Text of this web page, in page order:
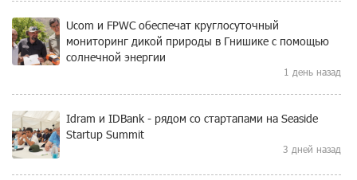
Ucom и FPWC обеспечат круглосуточный
мониторинг дикой природы в Гнишике с помощью
солнечной энергии
1 день назад
Idram и IDBank - рядом со стартапами на Seaside
Startup Summit
3 дней назад